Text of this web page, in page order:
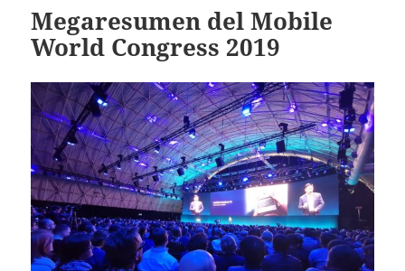
Megaresumen del Mobile
World Congress 2019